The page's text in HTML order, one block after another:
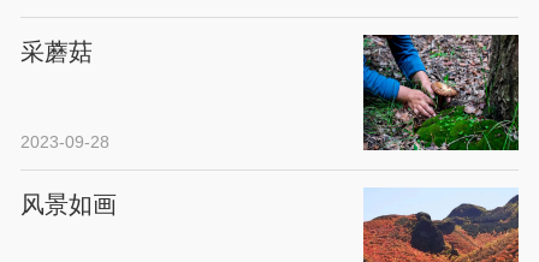
采蘑菇
2023-09-28
风景如画